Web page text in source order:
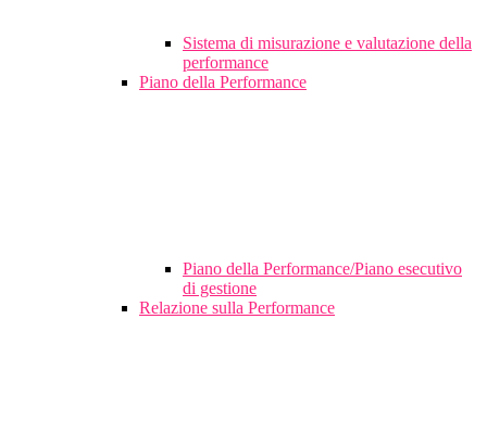
Sistema di misurazione e valutazione della
performance
Piano della Performance
Piano della Performance/Piano esecutivo
di gestione
Relazione sulla Performance